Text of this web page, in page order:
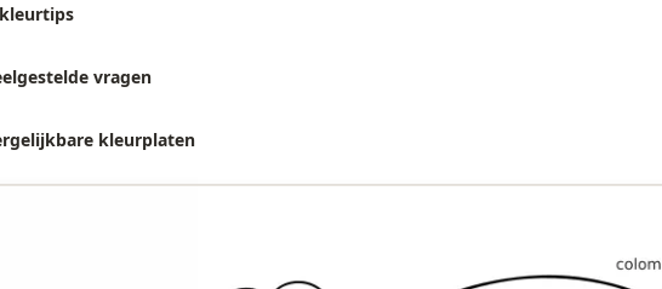
vragen
kleurplaten